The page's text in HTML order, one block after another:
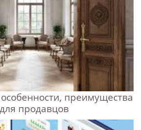
преимущества
продавцов